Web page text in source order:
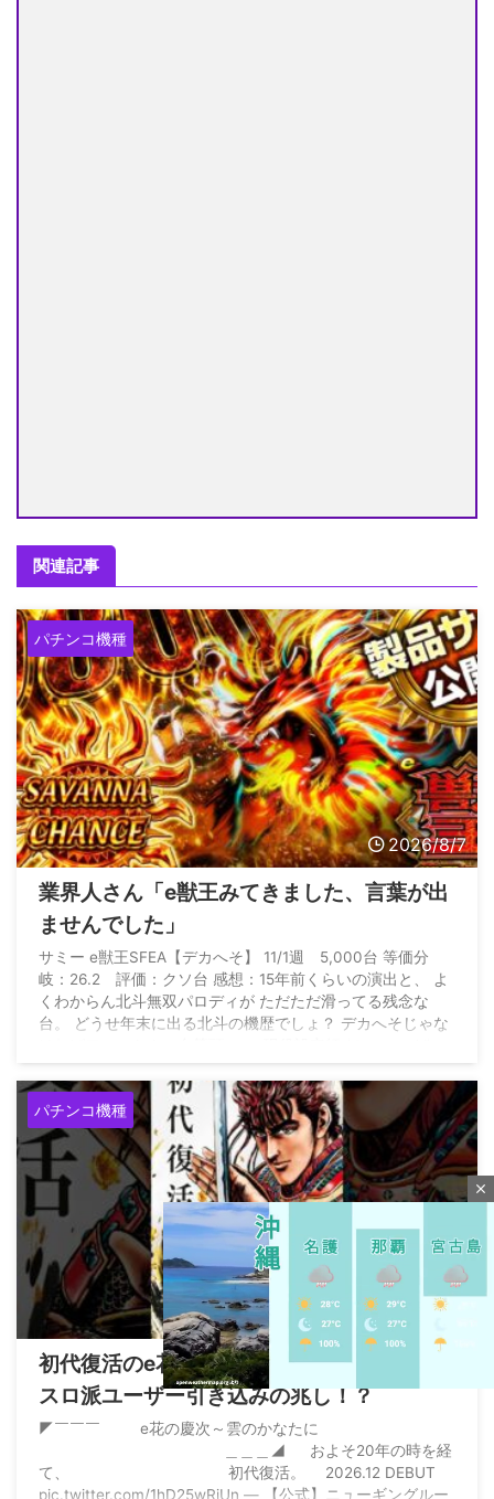
関連記事
パチンコ機種
2026/8/7
業界人さん「e獣王みてきました、言葉が出
ませんでした」
サミー e獣王SFEA【デカへそ】 11/1週 5,000台 等価分
岐：26.2 評価：クソ台 感想：15年前くらいの演出と、 よ
くわからん北斗無双パロディが ただただ滑ってる残念な
台。 どうせ年末に出る北斗の機歴でしょ？ デカへそじゃな
パチンコ機種
2026/8/7
初代復活のe花の慶次で休眠ユーザー復活や
スロ派ユーザー引き込みの兆し！？
◤￣￣￣ e花の慶次～雲のかなたに
＿＿＿◢ およそ20年の時を経
て、 初代復活。 2026.12 DEBUT
pic.twitter.com/1hD25wRiUn — 【公式】ニューギングルー
close
M
u
t